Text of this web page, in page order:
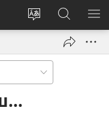
Смени
сайта
Влез
(отваря
прозорец)
Търсене
в
JW.ORG